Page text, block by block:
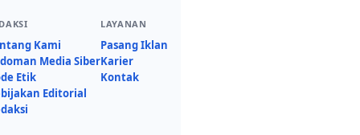
Kami
Media Siber
Etik
Editorial
LAYANAN
Pasang Iklan
Karier
Kontak